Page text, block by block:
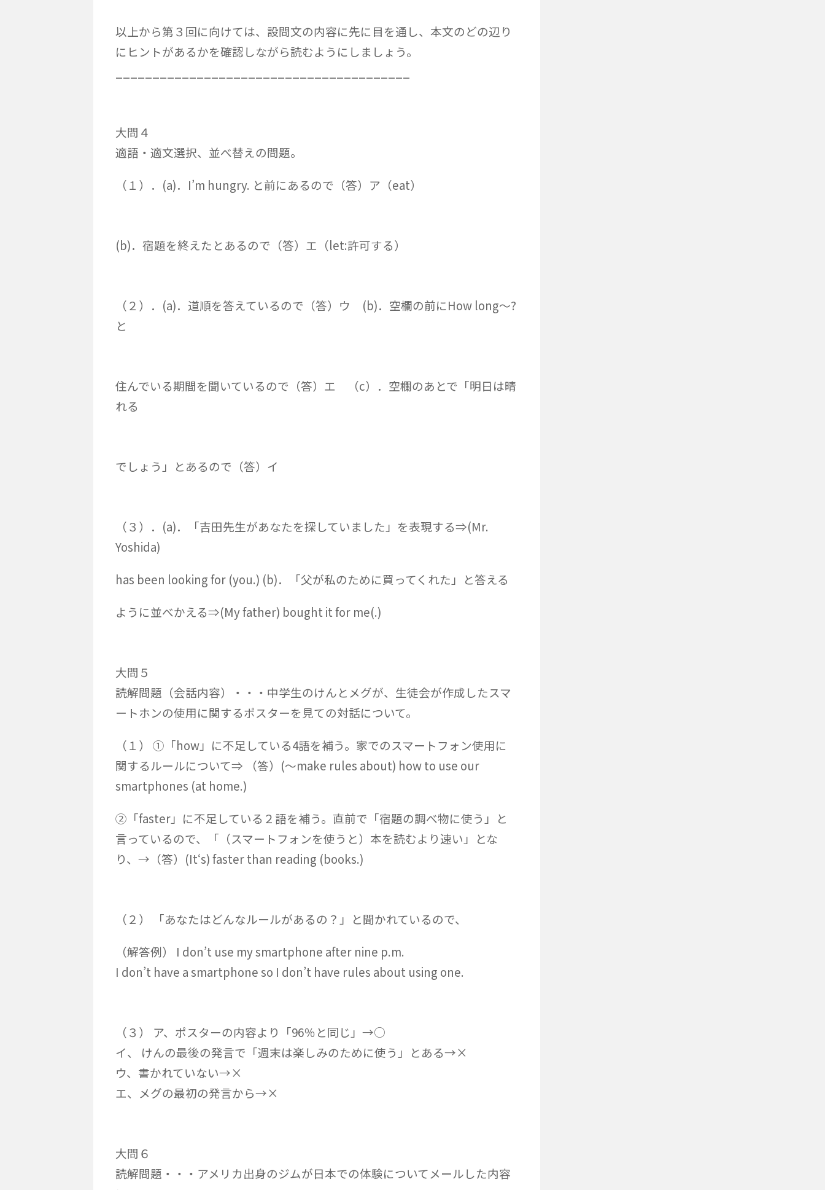
以上から第３回に向けては、設問文の内容に先に目を通し、本文のどの辺り
にヒントがあるかを確認しながら読むようにしましょう。
大問４
適語・適文選択、並べ替えの問題。
（１）．(a)．I’m hungry. と前にあるので（答）ア（eat）
(b)．宿題を終えたとあるので（答）エ（let:許可する）
（２）．(a)．道順を答えているので（答）ウ (b)．空欄の前にHow long～?
と
住んでいる期間を聞いているので（答）エ （c）．空欄のあとで「明日は晴
れる
でしょう」とあるので（答）イ
（３）．(a)．「吉田先生があなたを探していました」を表現する⇒(Mr.
Yoshida)
has been looking for (you.) (b)．「父が私のために買ってくれた」と答える
ように並べかえる⇒(My father) bought it for me(.)
大問５
読解問題（会話内容）・・・中学生のけんとメグが、生徒会が作成したスマ
ートホンの使用に関するポスターを見ての対話について。
（１） ①「how」に不足している4語を補う。家でのスマートフォン使用に
関するルールについて⇒ （答）(～make rules about) how to use our
smartphones (at home.)
②「faster」に不足している２語を補う。直前で「宿題の調べ物に使う」と
言っているので、「（スマートフォンを使うと）本を読むより速い」とな
り、→（答）(It‘s) faster than reading (books.)
（２） 「あなたはどんなルールがあるの？」と聞かれているので、
（解答例） I don’t use my smartphone after nine p.m.
I don’t have a smartphone so I don’t have rules about using one.
（３） ア、ポスターの内容より「96％と同じ」→○
イ、 けんの最後の発言で「週末は楽しみのために使う」とある→×
ウ、書かれていない→×
エ、メグの最初の発言から→×
大問６
読解問題・・・アメリカ出身のジムが日本での体験についてメールした内容